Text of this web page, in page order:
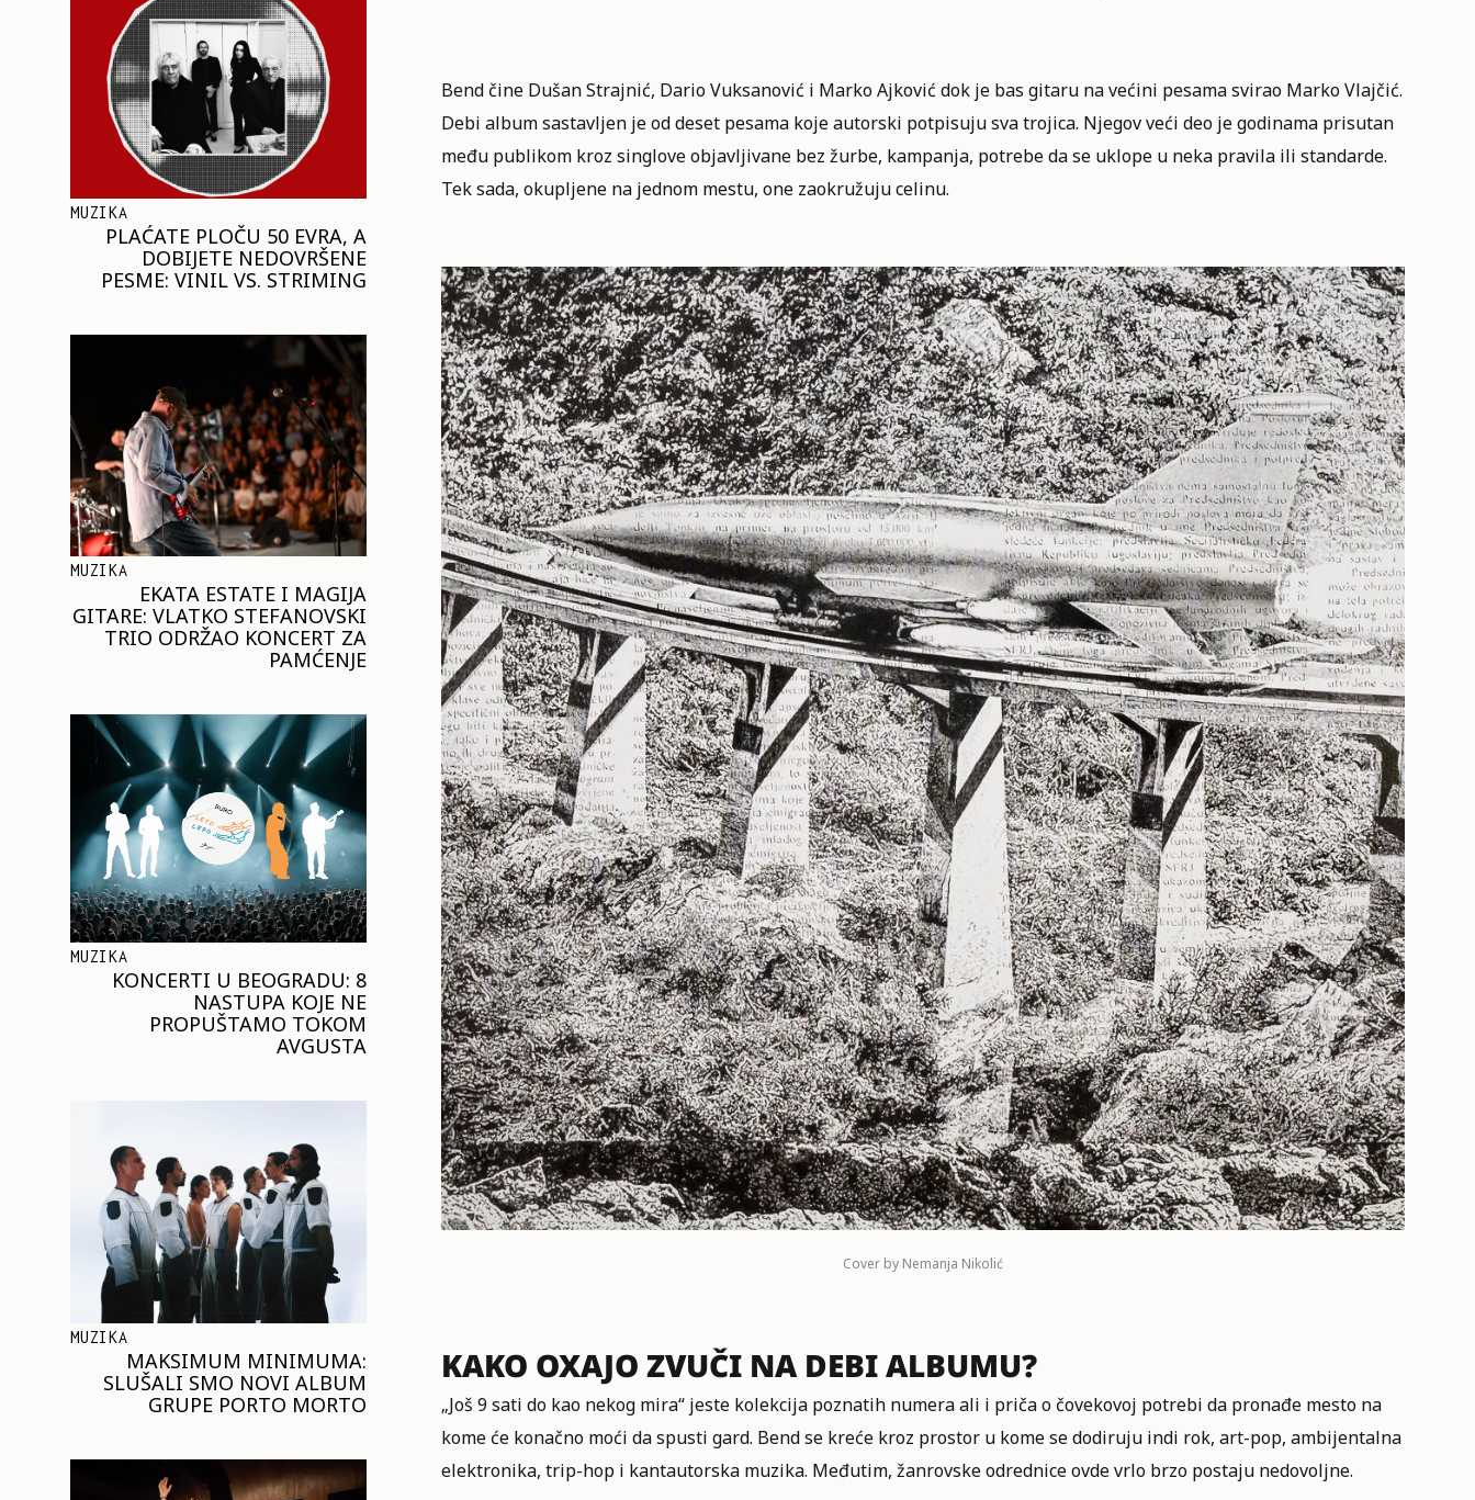
MUZIKA
PLAĆATE PLOČU 50 EVRA, A
DOBIJETE NEDOVRŠENE
PESME: VINIL VS. STRIMING
MUZIKA
EKATA ESTATE I MAGIJA
GITARE: VLATKO STEFANOVSKI
TRIO ODRŽAO KONCERT ZA
PAMĆENJE
MUZIKA
KONCERTI U BEOGRADU: 8
NASTUPA KOJE NE
PROPUŠTAMO TOKOM
AVGUSTA
MUZIKA
MAKSIMUM MINIMUMA:
SLUŠALI SMO NOVI ALBUM
GRUPE PORTO MORTO
Bend čine Dušan Strajnić, Dario Vuksanović i Marko Ajković dok je bas gitaru na većini pesama svirao Marko Vlajčić.
Debi album sastavljen je od deset pesama koje autorski potpisuju sva trojica. Njegov veći deo je godinama prisutan
među publikom kroz singlove objavljivane bez žurbe, kampanja, potrebe da se uklope u neka pravila ili standarde.
Tek sada, okupljene na jednom mestu, one zaokružuju celinu.
Cover by Nemanja Nikolić
KAKO OXAJO ZVUČI NA DEBI ALBUMU?
„Još 9 sati do kao nekog mira“ jeste kolekcija poznatih numera ali i priča o čovekovoj potrebi da pronađe mesto na
kome će konačno moći da spusti gard. Bend se kreće kroz prostor u kome se dodiruju indi rok, art-pop, ambijentalna
elektronika, trip-hop i kantautorska muzika. Međutim, žanrovske odrednice ovde vrlo brzo postaju nedovoljne.